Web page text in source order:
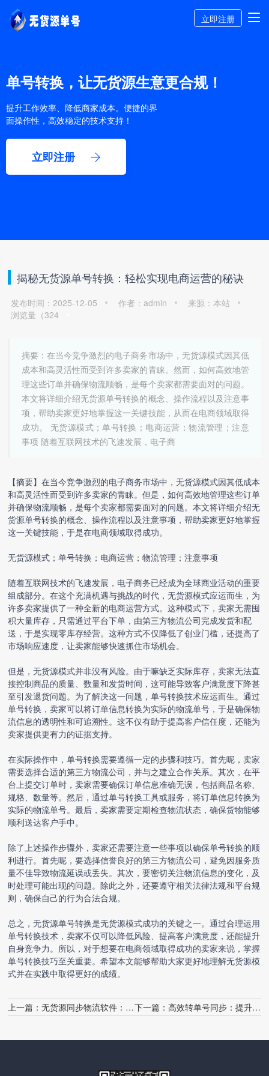
立即注册
单号转换，让无货源生意更合规！
提升工作效率、降低商家成本。便捷的界
面操作性，高效稳定的技术支持！
立即注册
揭秘无货源单号转换：轻松实现电商运营的秘诀
发布时间：2025-12-05 作者：admin
来源：本站
浏览量（324
摘要：在当今竞争激烈的电子商务市场中，无货源模式因其低
成本和高灵活性而受到许多卖家的青睐。然而，如何高效地管
理这些订单并确保物流顺畅，是每个卖家都需要面对的问题。
本文将详细介绍无货源单号转换的概念、操作流程以及注意事
项，帮助卖家更好地掌握这一关键技能，从而在电商领域取得
成功。 无货源模式；单号转换；电商运营；物流管理；注意
事项 随着互联网技术的飞速发展，电子商
【摘要】在当今竞争激烈的电子商务市场中，无货源模式因其低成本
和高灵活性而受到许多卖家的青睐。但是，如何高效地管理这些订单
并确保物流顺畅，是每个卖家都需要面对的问题。本文将详细介绍无
货源单号转换的概念、操作流程以及注意事项，帮助卖家更好地掌握
这一关键技能，于是在电商领域取得成功。
无货源模式；单号转换；电商运营；物流管理；注意事项
随着互联网技术的飞速发展，电子商务已经成为全球商业活动的重要
组成部分。在这个充满机遇与挑战的时代，无货源模式应运而生，为
许多卖家提供了一种全新的电商运营方式。这种模式下，卖家无需囤
积大量库存，只需通过平台下单，由第三方物流公司完成发货和配
送，于是实现零库存经营。这种方式不仅降低了创业门槛，还提高了
市场响应速度，让卖家能够快速抓住市场机会。
但是，无货源模式并非没有风险。由于嘛缺乏实际库存，卖家无法直
接控制商品的质量、数量和发货时间，这可能导致客户满意度下降甚
至引发退货问题。为了解决这一问题，单号转换技术应运而生。通过
单号转换，卖家可以将订单信息转换为实际的物流单号，于是确保物
流信息的透明性和可追溯性。这不仅有助于提高客户信任度，还能为
卖家提供更有力的证据支持。
在实际操作中，单号转换需要遵循一定的步骤和技巧。首先呢，卖家
需要选择合适的第三方物流公司，并与之建立合作关系。其次，在平
台上提交订单时，卖家需要确保订单信息准确无误，包括商品名称、
规格、数量等。然后，通过单号转换工具或服务，将订单信息转换为
实际的物流单号。最后，卖家需要定期检查物流状态，确保货物能够
顺利送达客户手中。
除了上述操作步骤外，卖家还需要注意一些事项以确保单号转换的顺
利进行。首先呢，要选择信誉良好的第三方物流公司，避免因服务质
量不佳导致物流延误或丢失。其次，要密切关注物流信息的变化，及
时处理可能出现的问题。除此之外，还要遵守相关法律法规和平台规
则，确保自己的行为合法合规。
总之，无货源单号转换是无货源模式成功的关键之一。通过合理运用
单号转换技术，卖家不仅可以降低风险、提高客户满意度，还能提升
自身竞争力。所以，对于想要在电商领域取得成功的卖家来说，掌握
单号转换技巧至关重要。希望本文能够帮助大家更好地理解无货源模
式并在实践中取得更好的成绩。
上一篇：无货源同步物流软件：革新供应链管理的新动力 下一篇： 高效转单号同步：提升业务效率的关键策略